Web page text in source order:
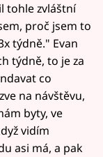
tohle zvláštní
proč jsem to
týdně." Evan
týdně, to je za
co
na návštěvu,
byty, ve
vidím
asi má, a pak